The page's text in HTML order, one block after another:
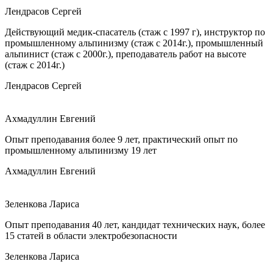
Лендрасов Сергей
Действующий медик-спасатель (стаж с 1997 г), инструктор по
промышленному альпинизму (стаж с 2014г.), промышленный
альпинист (стаж с 2000г.), преподаватель работ на высоте
(стаж с 2014г.)
Лендрасов Сергей
Ахмадуллин Евгений
Опыт преподавания более 9 лет, практический опыт по
промышленному альпинизму 19 лет
Ахмадуллин Евгений
Зеленкова Лариса
Опыт преподавания 40 лет, кандидат технических наук, более
15 статей в области электробезопасности
Зеленкова Лариса